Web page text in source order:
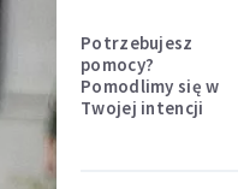
Potrzebujesz
pomocy?
Pomodlimy się w
Twojej intencji